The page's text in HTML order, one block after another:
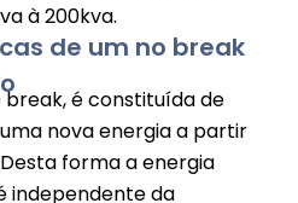
à 200kva.
de um no break
break, é constituída de
nova energia a partir
forma a energia
independente da